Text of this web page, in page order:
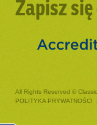
Zapisz
All Rights Reserved ©
POLITYKA PRYWATNOŚCI